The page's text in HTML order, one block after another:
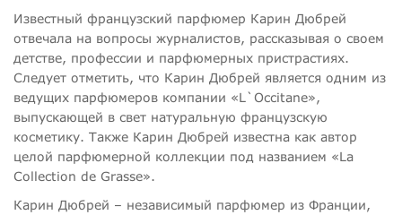
Известный французский парфюмер Карин Дюбрей
отвечала на вопросы журналистов, рассказывая о своем
детстве, профессии и парфюмерных пристрастиях.
Следует отметить, что Карин Дюбрей является одним из
ведущих парфюмеров компании «L`Occitane»,
выпускающей в свет натуральную французскую
косметику. Также Карин Дюбрей известна как автор
целой парфюмерной коллекции под названием «La
Collection de Grasse».
Карин Дюбрей – независимый парфюмер из Франции,